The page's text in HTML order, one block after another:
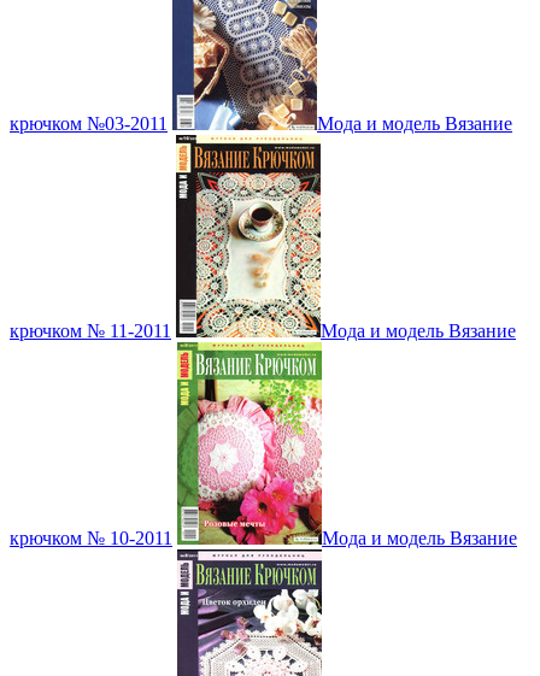
крючком №03-2011 Мода и модель Вязание
крючком № 11-2011 Мода и модель Вязание
крючком № 10-2011 Мода и модель Вязание